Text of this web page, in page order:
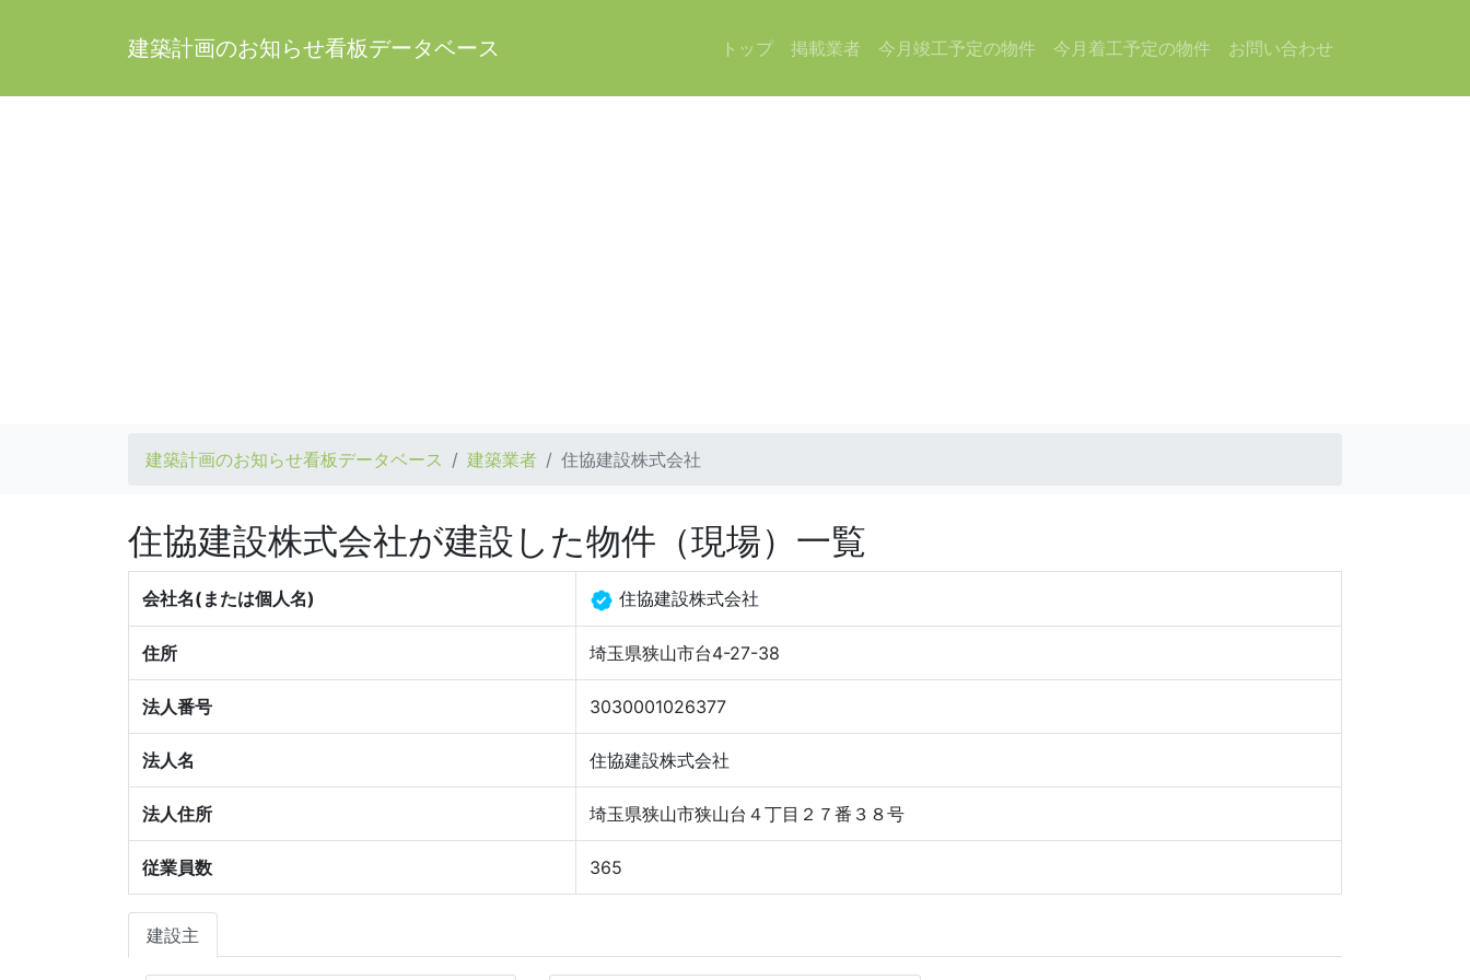
建築計画のお知らせ看板データベース トップ 掲載業者 今月竣工予定の物件 今月着工予定の物件 お問い合わせ
建築計画のお知らせ看板データベース 建築業者 住協建設株式会社
住協建設株式会社が建設した物件（現場）一覧
会社名(または個人名) 住協建設株式会社
住所 埼玉県狭山市台4-27-38
法人番号 3030001026377
法人名 住協建設株式会社
法人住所 埼玉県狭山市狭山台４丁目２７番３８号
従業員数 365
建設主